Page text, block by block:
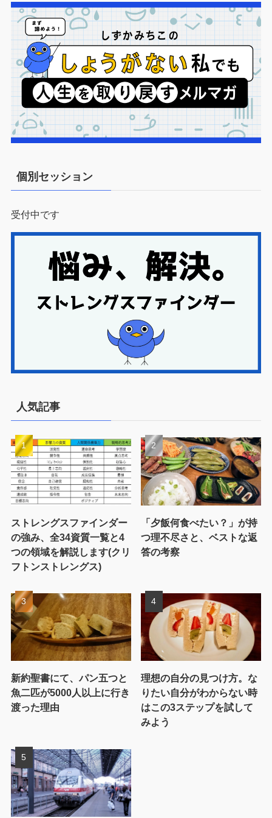
個別セッション
受付中です
人気記事
ストレングスファインダー
の強み、全34資質一覧と4
つの領域を解説します(クリ
フトンストレングス)
「夕飯何食べたい？」が持
つ理不尽さと、ベストな返
答の考察
新約聖書にて、パン五つと
魚二匹が5000人以上に行き
渡った理由
理想の自分の見つけ方。な
りたい自分がわからない時
はこの3ステップを試して
みよう